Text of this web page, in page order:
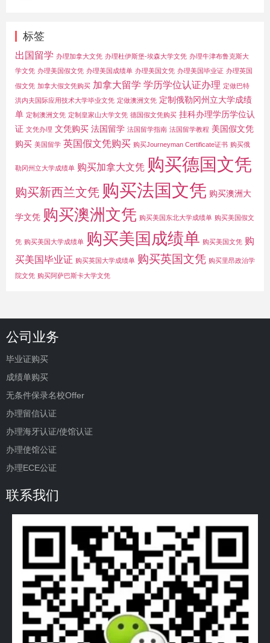
标签
出国留学 办理加拿大文凭 办理杜伊斯堡-埃森大学文凭 办理牛津布鲁克斯大
学文凭 办理美国假文凭 办理美国成绩单 办理美国文凭 办理美国毕业证 办理英国
假文凭 加拿大假文凭购买 加拿大留学 学历学位认证办理 定做巴特
洪内夫国际应用技术大学毕业文凭 定做澳洲文凭 定制俄勒冈州立大学成绩
单 定制澳洲文凭 定制皇家山大学文凭 德国假文凭购买 挂科办理学历学位认
证 文凭办理 文凭购买 法国留学 法国留学指南 法国留学教程 美国假文凭
购买 美国留学 英国假文凭购买 购买Journeyman Certificate证书 购买俄
勒冈州立大学成绩单 购买加拿大文凭 购买德国文凭
购买新西兰文凭 购买法国文凭 购买澳洲大
学文凭 购买澳洲文凭 购买美国东北大学成绩单 购买美国假文
凭 购买美国大学成绩单 购买美国成绩单 购买美国文凭 购
买美国毕业证 购买英国大学成绩单 购买英国文凭 购买里昂政治学
院文凭 购买阿萨巴斯卡大学文凭
公司业务
毕业证购买
成绩单购买
无条件保录名校Offer
办理留信认证
办理海牙认证/使馆认证
办理使馆公证
办理ECE公证
联系我们